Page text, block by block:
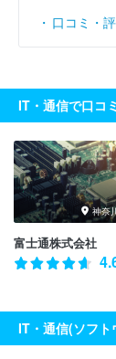
口コミ・
IT・通信で口コ
神奈
富士通株式会社
IT・通信(ソフト